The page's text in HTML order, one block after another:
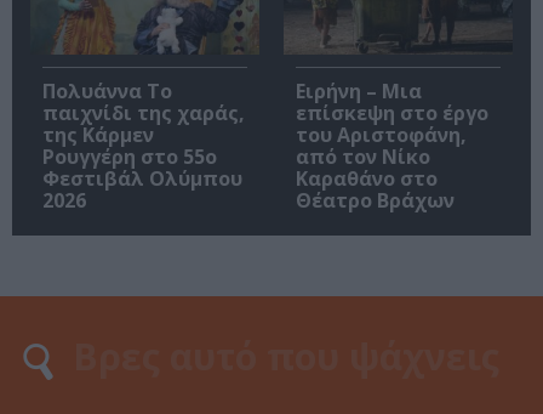
Πολυάννα Το
παιχνίδι της χαράς,
της Κάρμεν
Ρουγγέρη στο 55ο
Φεστιβάλ Ολύμπου
2026
Ειρήνη – Μια
επίσκεψη στο έργο
του Αριστοφάνη,
από τον Νίκο
Καραθάνο στο
Θέατρο Βράχων